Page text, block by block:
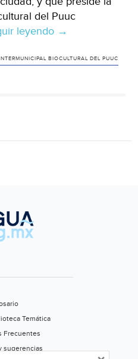
del Puuc
leyendo Alcalde
Tekax
→
BIOCULTURAL DEL PUUC
Temática
Frecuentes
sugerencias